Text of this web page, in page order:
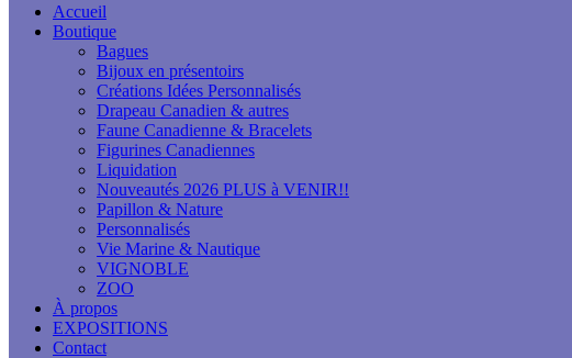
Accueil
Boutique
Bagues
Bijoux en présentoirs
Créations Idées Personnalisés
Drapeau Canadien & autres
Faune Canadienne & Bracelets
Figurines Canadiennes
Liquidation
Nouveautés 2026 PLUS à VENIR!!
Papillon & Nature
Personnalisés
Vie Marine & Nautique
VIGNOBLE
ZOO
À propos
EXPOSITIONS
Contact